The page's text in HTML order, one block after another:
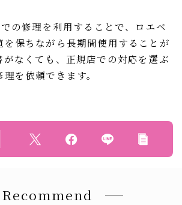
の修理を利用することで、ロエベ
を保ちながら長期間使用することが
なくても、正規店での対応を選ぶ
を依頼できます。
Recommend